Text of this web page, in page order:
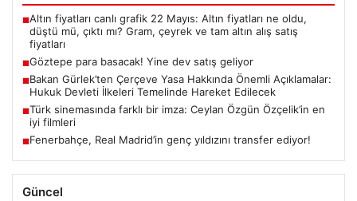
■Altın fiyatları canlı grafik 22 Mayıs: Altın fiyatları ne oldu,
düştü mü, çıktı mı? Gram, çeyrek ve tam altın alış satış
fiyatları
■Göztepe para basacak! Yine dev satış geliyor
■Bakan Gürlek’ten Çerçeve Yasa Hakkında Önemli Açıklamalar:
Hukuk Devleti İlkeleri Temelinde Hareket Edilecek
■Türk sinemasında farklı bir imza: Ceylan Özgün Özçelik’in en
iyi filmleri
■Fenerbahçe, Real Madrid’in genç yıldızını transfer ediyor!
Güncel